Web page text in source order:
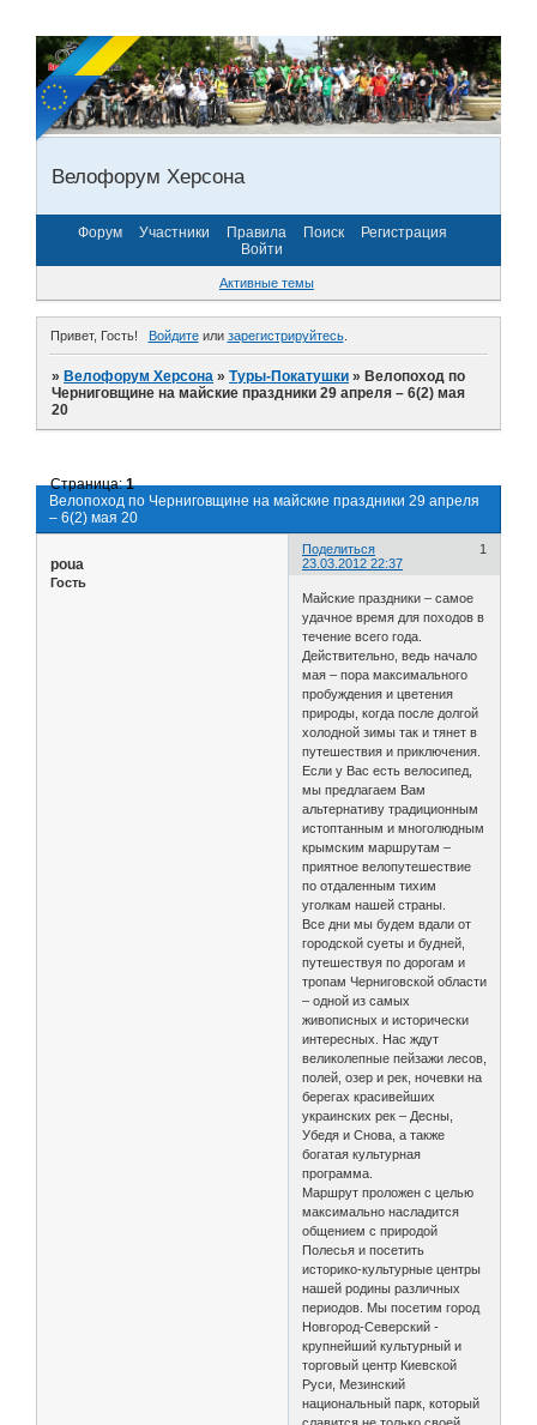
Велофорум Херсона
Форум Участники Правила Поиск
Регистрация
Войти
Активные темы
Привет, Гость! Войдитеили зарегистрируйтесь.
»Велофорум Херсона »Туры-Покатушки »Велопоход по
Черниговщине на майские праздники 29 апреля – 6(2) мая
20
Велопоход по Черниговщине на майские праздники 29 апреля
– 6(2) мая 20
Страница:1
Поделиться
1
23.03.2012 22:37
poua
Гость
Майские праздники – самое
удачное время для походов в
течение всего года.
Действительно, ведь начало
мая – пора максимального
пробуждения и цветения
природы, когда после долгой
холодной зимы так и тянет в
путешествия и приключения.
Если у Вас есть велосипед,
мы предлагаем Вам
альтернативу традиционным
истоптанным и многолюдным
крымским маршрутам –
приятное велопутешествие
по отдаленным тихим
уголкам нашей страны.
Все дни мы будем вдали от
городской суеты и будней,
путешествуя по дорогам и
тропам Черниговской области
– одной из самых
живописных и исторически
интересных. Нас ждут
великолепные пейзажи лесов,
полей, озер и рек, ночевки на
берегах красивейших
украинских рек – Десны,
Убедя и Снова, а также
богатая культурная
программа.
Маршрут проложен с целью
максимально насладится
общением с природой
Полесья и посетить
историко-культурные центры
нашей родины различных
периодов. Мы посетим город
Новгород-Северский -
крупнейший культурный и
торговый центр Киевской
Руси, Мезинский
национальный парк, который